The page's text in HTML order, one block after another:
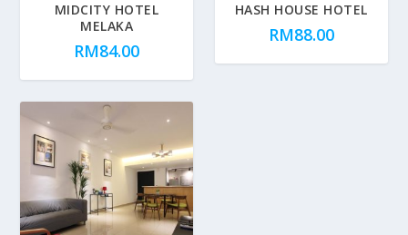
MIDCITY HOTEL
MELAKA
RM84.00
HASH HOUSE HOTEL
RM88.00